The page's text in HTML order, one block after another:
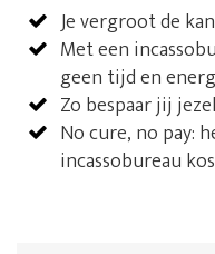
Je vergroot de
Met een
geen tijd en
Zo bespaar jij
No cure, no pay:
incassobureau